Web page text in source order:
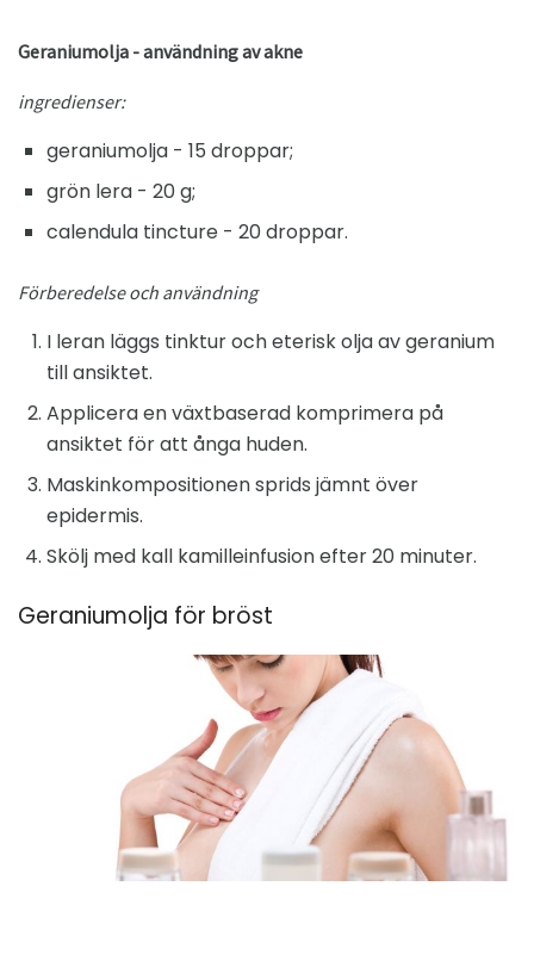
Geraniumolja - användning av akne
ingredienser:
geraniumolja - 15 droppar;
grön lera - 20 g;
calendula tincture - 20 droppar.
Förberedelse och användning
I leran läggs tinktur och eterisk olja av geranium
till ansiktet.
Applicera en växtbaserad komprimera på
ansiktet för att ånga huden.
Maskinkompositionen sprids jämnt över
epidermis.
Skölj med kall kamilleinfusion efter 20 minuter.
Geraniumolja för bröst